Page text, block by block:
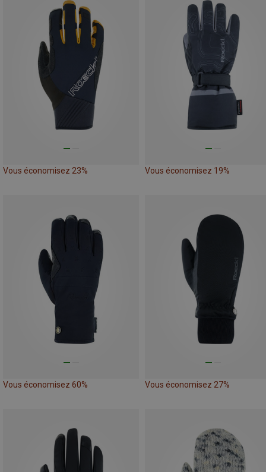
Vous économisez 23% Vous économisez 19%
Vous économisez 60% Vous économisez 27%